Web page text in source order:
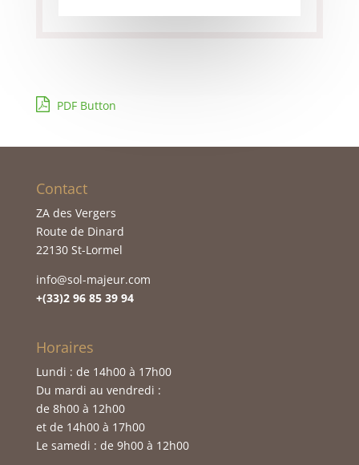
PDF Button
Contact
ZA des Vergers
Route de Dinard
22130 St-Lormel
info@sol-majeur.com
+(33)2 96 85 39 94
Horaires
Lundi : de 14h00 à 17h00
Du mardi au vendredi :
de 8h00 à 12h00
et de 14h00 à 17h00
Le samedi : de 9h00 à 12h00